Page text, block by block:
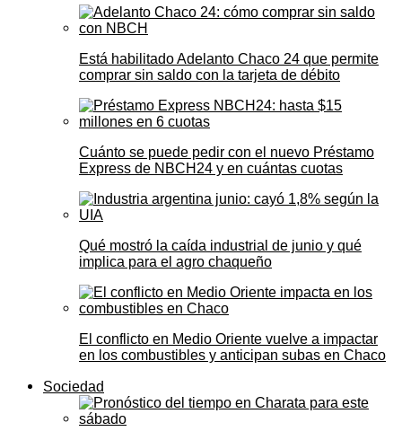
Está habilitado Adelanto Chaco 24 que permite
comprar sin saldo con la tarjeta de débito
Cuánto se puede pedir con el nuevo Préstamo
Express de NBCH24 y en cuántas cuotas
Qué mostró la caída industrial de junio y qué
implica para el agro chaqueño
El conflicto en Medio Oriente vuelve a impactar
en los combustibles y anticipan subas en Chaco
Sociedad